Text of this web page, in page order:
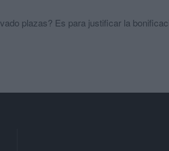
plazas? Es para justificar la